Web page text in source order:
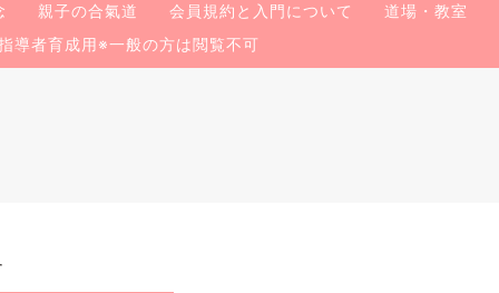
親子の合氣道 会員規約と入門について
道場・教室
導者育成用※一般の方は閲覧不可